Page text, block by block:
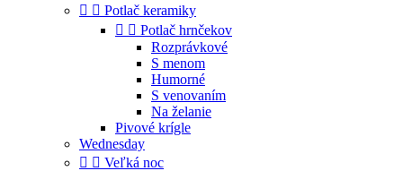
  Potlač keramiky
  Potlač hrnčekov
Rozprávkové
S menom
Humorné
S venovaním
Na želanie
Pivové krígle
Wednesday
  Veľká noc